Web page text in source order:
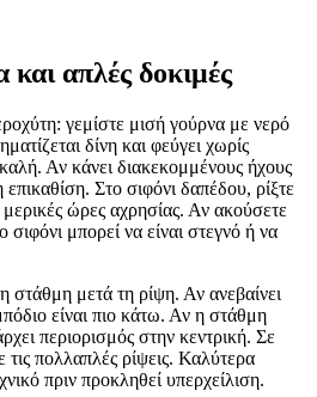
απλές δοκιμές
γεμίστε μισή γούρνα με νερό
δίνη και φεύγει χωρίς
Αν κάνει διακεκομμένους ήχους
Στο σιφόνι δαπέδου, ρίξτε
ώρες αχρησίας. Αν ακούσετε
μπορεί να είναι στεγνό ή να
στάθμη μετά τη ρίψη. Αν ανεβαίνει
είναι πιο κάτω. Αν η στάθμη
περιορισμός στην κεντρική. Σε
πολλαπλές ρίψεις. Καλύτερα
πριν προκληθεί υπερχείλιση.